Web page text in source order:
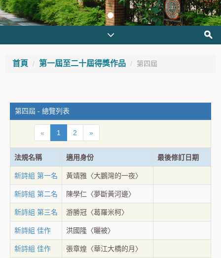
首頁 第一屆至二十屆得獎作品 第四屆
第四屆 - 總覽列表
« 1 2 »
法規名稱 適用身份 最後修訂日期
新詩組 第一名 黃靖雅〈大鵬灣的一夜〉
新詩組 第二名 陳學仁〈夢斷黃河邊〉
新詩組 第三名 游勝冠〈葛羅米柯〉
新詩組 佳作 洪國隆〈曬被〉
新詩組 佳作 張章煌〈華江大橋的月〉